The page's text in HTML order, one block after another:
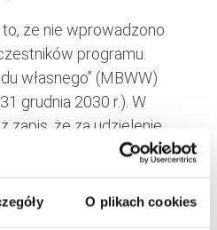
O plikach cookies
że nie wprowadzono
programu.
własnego” (MBWW)
grudnia 2030 r.). W
zapis, że za udzielenie
wkład własny) trzeba
Ponadto gwarancja nie
okres spłaty